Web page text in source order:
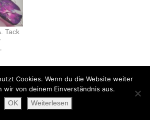
Tack
und #Leselaunen
flammende Himmel – Sherry Thomas
Cookies. Wenn du die Website weiter
wir von deinem Einverständnis aus.
OK Weiterlesen